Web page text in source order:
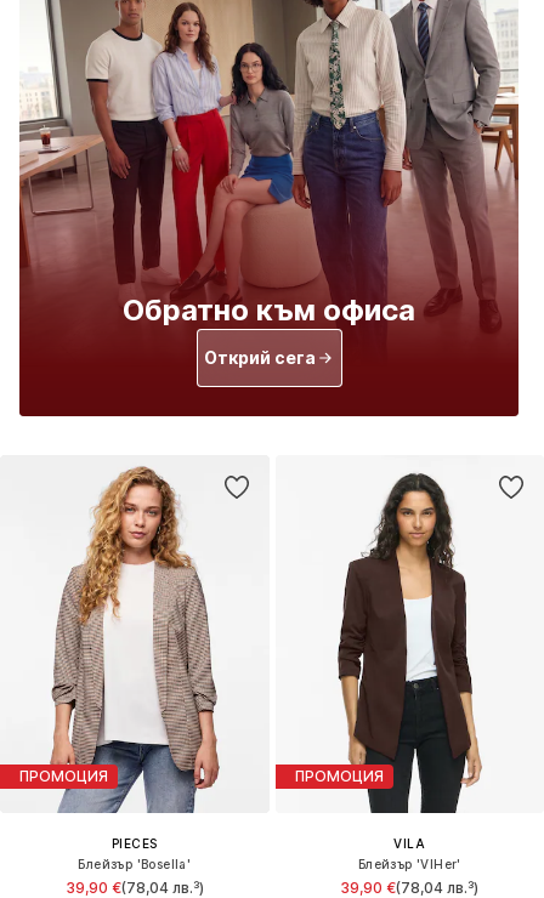
ПРОМОЦИЯ
PIECES
Блейзър 'Bosella'
39,90 €(78,04 лв.³)
Обратно към офиса
Открий сега
ПРОМОЦИЯ
VILA
Блейзър 'VIHer'
39,90 €(78,04 лв.³)